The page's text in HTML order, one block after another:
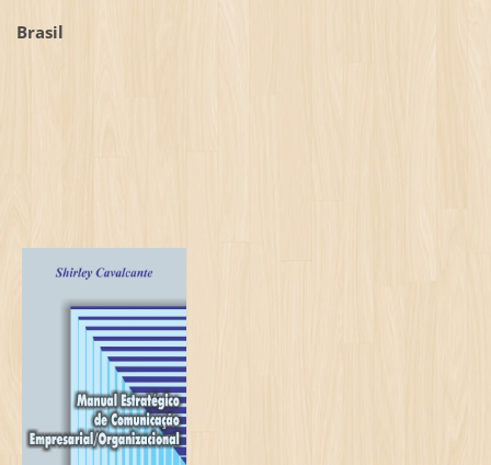
Brasil